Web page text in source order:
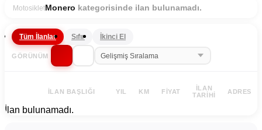
MotosikletMonero kategorisinde ilan bulunamadı.
Tüm İlanlar Sıfır İkinci El
GÖRÜNÜM
İLAN BAŞLIĞI YIL KM FIYAT
İLAN
TARIHI
ADRES
İlan bulunamadı.